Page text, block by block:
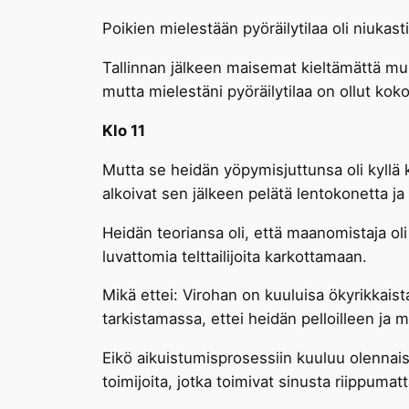
Poikien mielestään pyöräilytilaa oli
Tallinnan jälkeen maisemat kieltämättä
mutta mielestäni pyöräilytilaa on ollut
Klo 11
Mutta se heidän yöpymisjuttunsa oli
alkoivat sen jälkeen pelätä lentokonetta
Heidän teoriansa oli, että maanomistaja
luvattomia telttailijoita karkottamaan.
Mikä ettei: Virohan on kuuluisa
tarkistamassa, ettei heidän pelloilleen ja
Eikö aikuistumisprosessiin kuuluu
toimijoita, jotka toimivat sinusta